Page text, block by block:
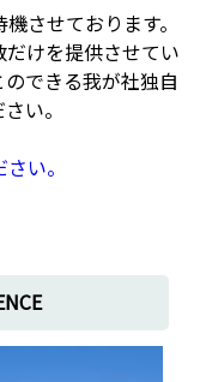
躯体工事
事
場外構舗装工事
ンター躯体工事
させております。
けを提供させてい
できる我が社独自
い。
い。